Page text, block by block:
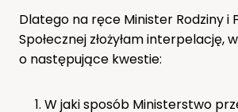
Dlatego na ręce Minister Rodziny i
Społecznej złożyłam interpelację,
o następujące kwestie:
W jaki sposób Ministerstwo